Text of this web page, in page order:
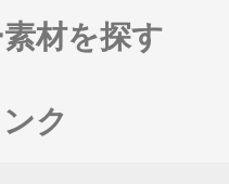
材を探す
ク